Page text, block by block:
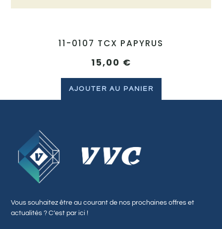
11-0107 TCX PAPYRUS
15,00 €
AJOUTER AU PANIER
Vous souhaitez être au courant de nos prochaines offres et
actualités ? C’est par ici !